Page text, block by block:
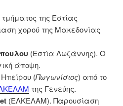
τμήματος της Εστίας
χορού της Μακεδονίας
(Εστία Λωζάννης). Ο
άποψη.
(Πωγωνίσιος) από το
της Γενεύης.
(ΕΛΚΕΛΑΜ). Παρουσίαση